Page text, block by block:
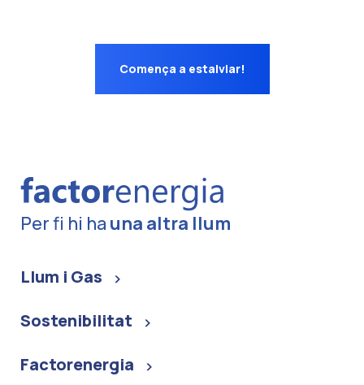
Comença a estalviar!
Per fi hi ha una altra llum
Llum i Gas
Sostenibilitat
Factorenergia